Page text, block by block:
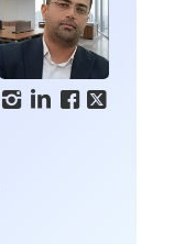
   